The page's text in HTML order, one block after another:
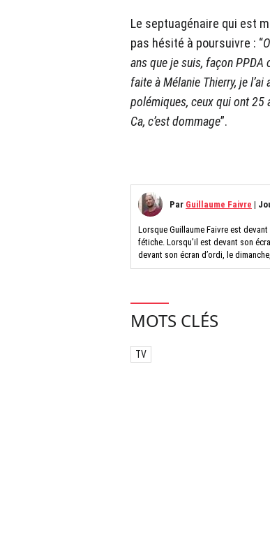
Le septuagénaire qui est
pas hésité à poursuivre : “
ans que je suis, façon PPDA
faite à Mélanie Thierry, je
polémiques, ceux qui ont 25
Ca, c’est dommage”.
Par Guillaume Faivre |
Lorsque Guillaume Faivre est
fétiche. Lorsqu’il est devant son
devant son écran d’ordi, le
MOTS CLÉS
TV